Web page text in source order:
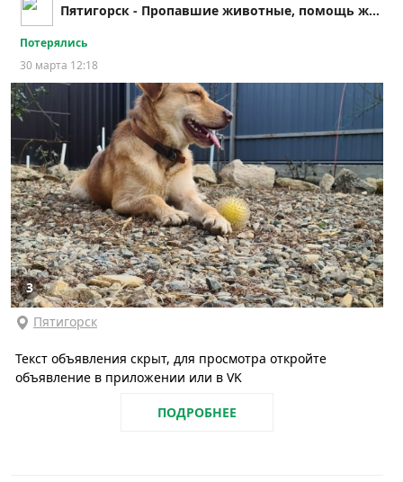
Пятигорск - Пропавшие животные, помощь животным
Потерялись
30 марта 12:18
3
Пятигорск
Текст объявления скрыт, для просмотра откройте
объявление в приложении или в VK
ПОДРОБНЕЕ